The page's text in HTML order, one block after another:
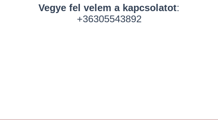
Vegye fel velem a kapcsolatot:
+36305543892